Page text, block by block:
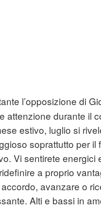
l’opposizione di
attenzione durante il
estivo, luglio si
soprattutto per il
Vi sentirete energici
a proprio
avanzare o
Alti e bassi in